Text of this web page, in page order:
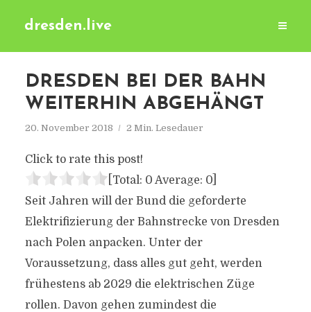
dresden.live
DRESDEN BEI DER BAHN
WEITERHIN ABGEHÄNGT
20. November 2018 2 Min. Lesedauer
Click to rate this post!
[Total: 0 Average: 0]
Seit Jahren will der Bund die geforderte
Elektrifizierung der Bahnstrecke von Dresden
nach Polen anpacken. Unter der
Voraussetzung, dass alles gut geht, werden
frühestens ab 2029 die elektrischen Züge
rollen. Davon gehen zumindest die